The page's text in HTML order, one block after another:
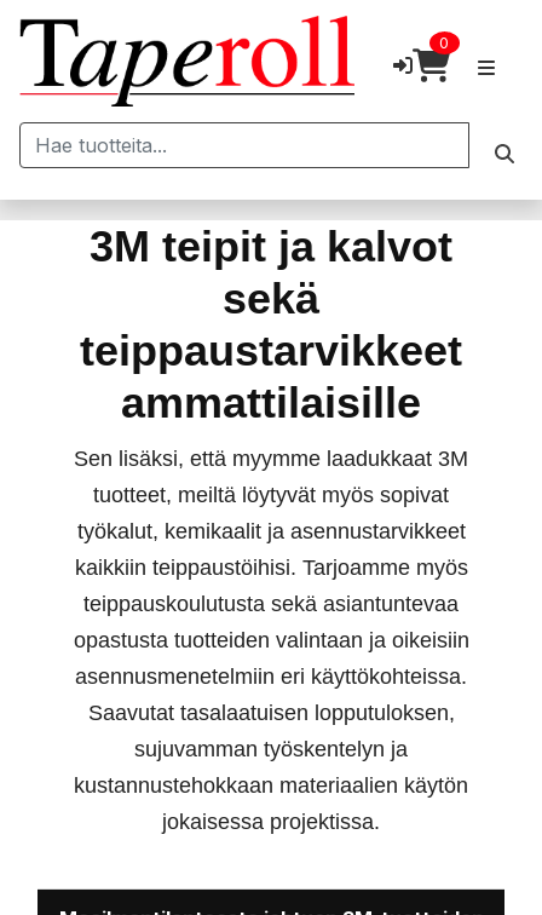
0
Taperoll3M teipit ja kalvot
sekä
teippaustarvikkeet
ammattilaisille
Sen lisäksi, että myymme laadukkaat 3M
tuotteet, meiltä löytyvät myös sopivat
työkalut, kemikaalit ja asennustarvikkeet
kaikkiin teippaustöihisi. Tarjoamme myös
teippauskoulutusta sekä asiantuntevaa
opastusta tuotteiden valintaan ja oikeisiin
asennusmenetelmiin eri käyttökohteissa.
Saavutat tasalaatuisen lopputuloksen,
sujuvamman työskentelyn ja
kustannustehokkaan materiaalien käytön
jokaisessa projektissa.